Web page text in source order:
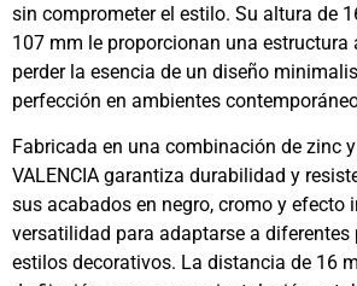
sin comprometer el estilo. Su altura de
107 mm le proporcionan una estructura
perder la esencia de un diseño
perfección en ambientes
Fabricada en una combinación de zinc
VALENCIA garantiza durabilidad y
sus acabados en negro, cromo y efecto
versatilidad para adaptarse a diferentes
estilos decorativos. La distancia de 16